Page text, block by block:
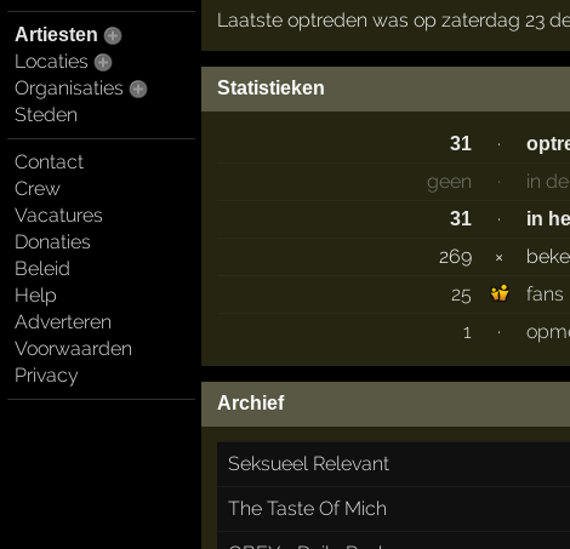
Artiesten
Locaties
Organisaties
Steden
Contact
Crew
Vacatures
Donaties
Beleid
Help
Adverteren
Voorwaarden
Privacy
Laatste optreden was op zaterdag 23
Statistieken
31 ·
geen · in
31 · in
269 ×
25
fans
1
·
Archief
Seksueel Relevant
The Taste Of Mich